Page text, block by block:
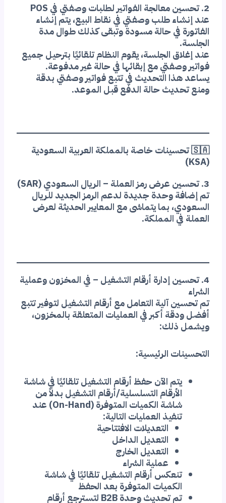
2. تحسين معالجة الفواتير لطلبات وصفتي في POS
عند إنشاء طلب وصفتي في نقاط البيع، يتم إنشاء
الفاتورة في حالة مسودة وتبقى كذلك طوال مدة
الجلسة.
عند إغلاق الجلسة، يقوم النظام تلقائيًا بترحيل جميع
فواتير وصفتي مع إبقائها في حالة غير مدفوعة.
يساعد هذا التحديث في تتبع فواتير وصفتي بدقة
ومنع تحديث حالة الدفع قبل الموعد.
🇸🇦 تحسينات خاصة بالمملكة العربية السعودية
(KSA)
3. تحسين عرض رمز العملة – الريال السعودي (SAR)
تم إضافة وحدة جديدة لدعم الرمز الجديد للريال
السعودي، بما يتماشى مع المعايير الحديثة لعرض
العملة في المملكة.
4. تحسين إدارة أرقام التشغيل – في المخزون وعملية
الشراء
تم تحسين آلية التعامل مع أرقام التشغيل لتوفير تتبع
أفضل ودقة أكبر في العمليات المتعلقة بالمخزون،
ويشمل ذلك:
التحسينات الرئيسية:
يتم الآن حفظ أرقام التشغيل تلقائيًا في شاشة
الأرقام التسلسلية/أرقام التشغيل بدلاً من
شاشة الكميات المتوفرة (On-Hand) عند
تنفيذ العمليات التالية:
التعديلات الافتتاحية
التعديل الداخل
التعديل الخارج
عملية الشراء
تنعكس أرقام التشغيل تلقائيًا في شاشة
الكميات المتوفرة بعد الحفظ
تم تحديث وحدة B2B لتسترجع أرقام